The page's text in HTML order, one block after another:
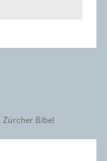
Zürcher Bibel